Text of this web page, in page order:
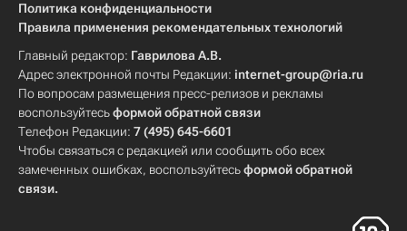
Политика конфиденциальности
Правила применения рекомендательных технологий
Главный редактор: Гаврилова А.В.
Адрес электронной почты Редакции: internet-group@ria.ru
По вопросам размещения пресс-релизов и рекламы
воспользуйтесьформой обратной связи
Телефон Редакции: 7 (495) 645-6601
Чтобы связаться с редакцией или сообщить обо всех
замеченных ошибках, воспользуйтесьформой обратной
связи.